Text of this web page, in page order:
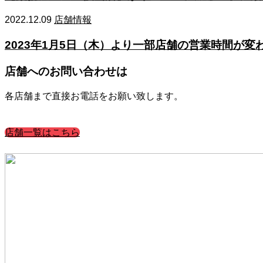
2022.12.09 店舗情報
2023年1月5日（木）より一部店舗の営業時間が変
店舗へのお問い合わせは
各店舗まで直接お電話をお願い致します。
店舗一覧はこちら